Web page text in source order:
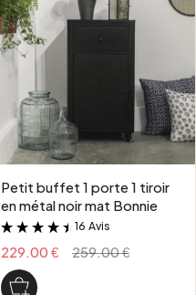
Petit buffet 1 porte 1 tiroir
en métal noir mat Bonnie
&
16 Avis
229.00 € 259.00 €